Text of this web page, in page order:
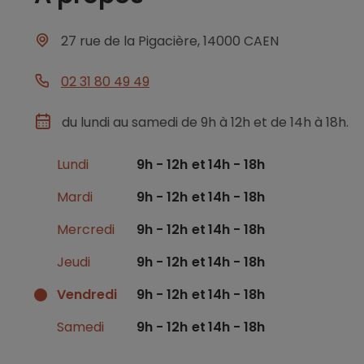
27 rue de la Pigacière, 14000 CAEN
02 31 80 49 49
du lundi au samedi de 9h à 12h et de 14h à 18h.
Lundi 9h - 12h
14h - 18h
Mardi
9h - 12h
14h - 18h
Mercredi
9h - 12h
14h - 18h
Jeudi
9h - 12h
14h - 18h
Vendredi
9h - 12h
14h - 18h
Samedi
9h - 12h 14h - 18h